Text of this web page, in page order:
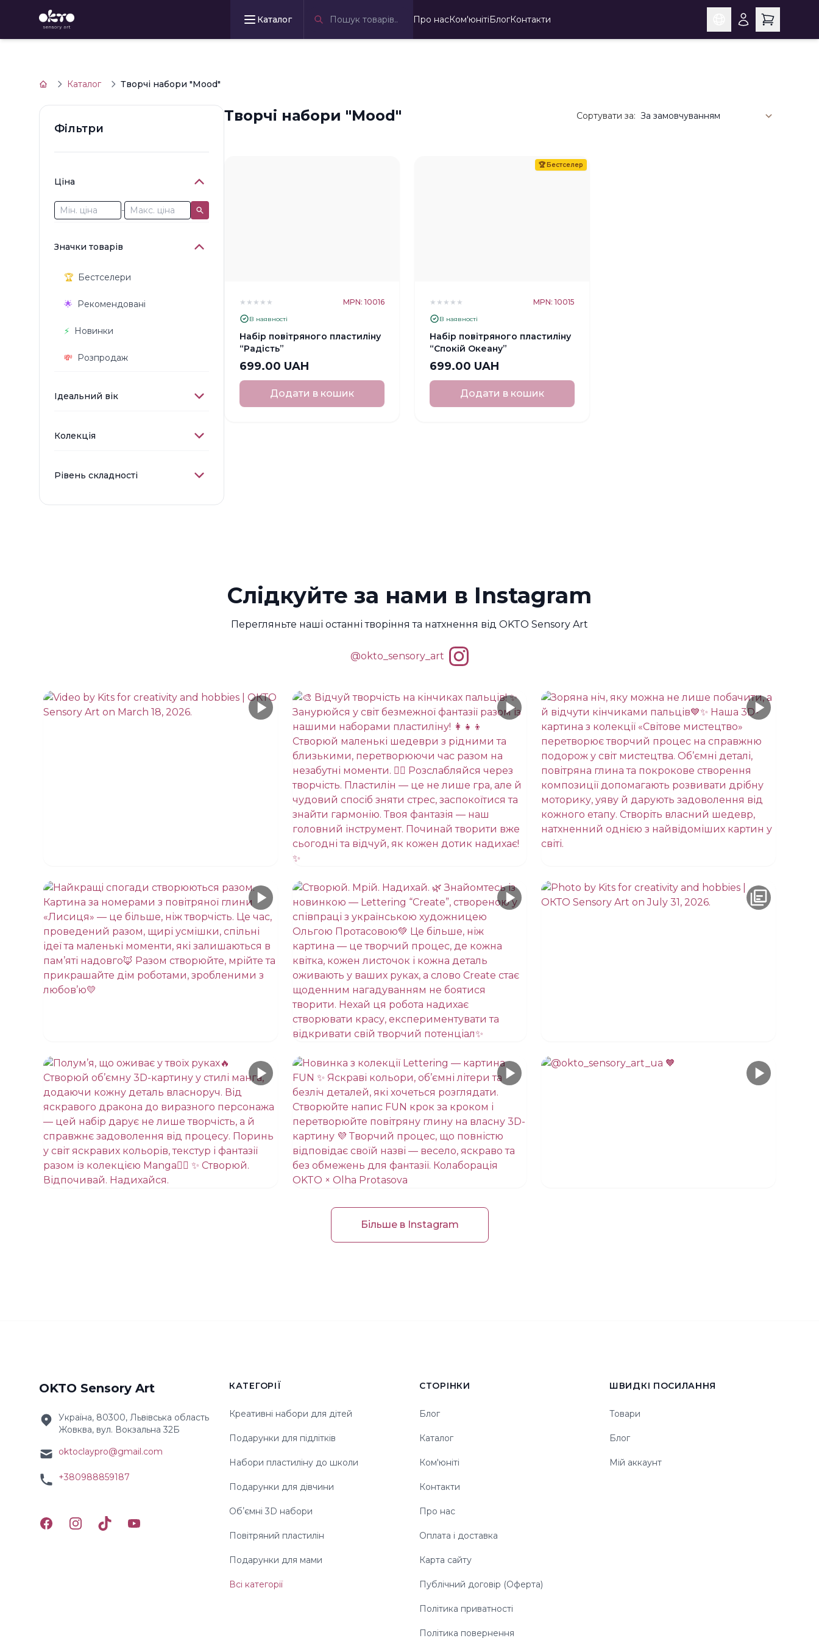
Каталог Про насКом'юнітіБлогКонтакти
Каталог Творчі набори "Mood"
Фільтри
Ціна
-
Значки товарів
🏆 Бестселери
🌟 Рекомендовані
⚡️ Новинки
💸 Розпродаж
Ідеальний вік
Колекція
Рівень складності
Творчі набори "Mood" Сортувати за:
★ ★ ★ ★ ★ MPN: 10016
В наявності
Набір повітряного пластиліну
“Радість”
699.00 UAH
Додати в кошик
🏆Бестселер
★ ★ ★ ★ ★ MPN: 10015
В наявності
Набір повітряного пластиліну
“Спокій Океану”
699.00 UAH
Додати в кошик
Слідкуйте за нами в Instagram
Перегляньте наші останні творіння та натхнення від OKTO Sensory Art
@okto_sensory_art
Більше в Instagram
OKTO Sensory Art
Україна, 80300, Львівська область
Жовква, вул. Вокзальна 32Б
oktoclaypro@gmail.com
+380988859187
FacebookInstagramTikTokYouTube
КАТЕГОРІЇ
Креативні набори для дітей
Подарунки для підлітків
Набори пластиліну до школи
Подарунки для дівчини
Обʼємні 3D набори
Повітряний пластилін
Подарунки для мами
Всі категорії
СТОРІНКИ
Блог
Каталог
Ком'юніті
Контакти
Про нас
Оплата і доставка
Карта сайту
Публічний договір (Оферта)
Політика приватності
Політика повернення
ШВИДКІ ПОСИЛАННЯ
Товари
Блог
Мій аккаунт